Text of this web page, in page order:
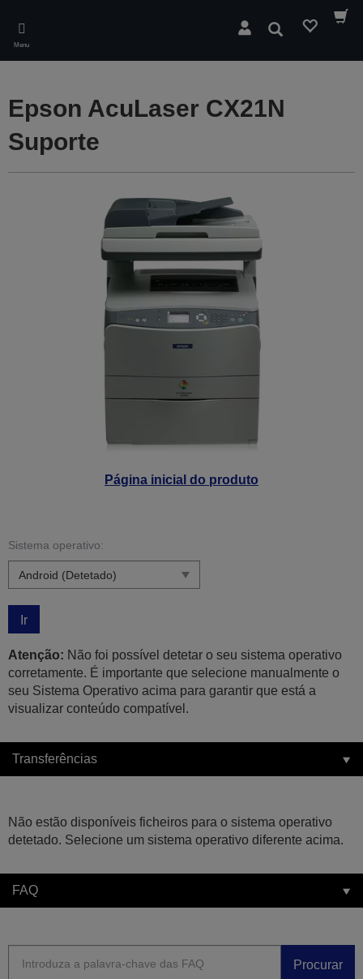
main
content
Menu
Pesquisar
Página inicial do produto
Epson AcuLaser CX21N
Suporte
Sistema operativo:
Ir
Atenção: Não foi possível detetar o seu sistema operativo
corretamente. É importante que selecione manualmente o
seu Sistema Operativo acima para garantir que está a
visualizar conteúdo compatível.
Transferências
Não estão disponíveis ficheiros para o sistema operativo
detetado. Selecione um sistema operativo diferente acima.
FAQ
Procurar